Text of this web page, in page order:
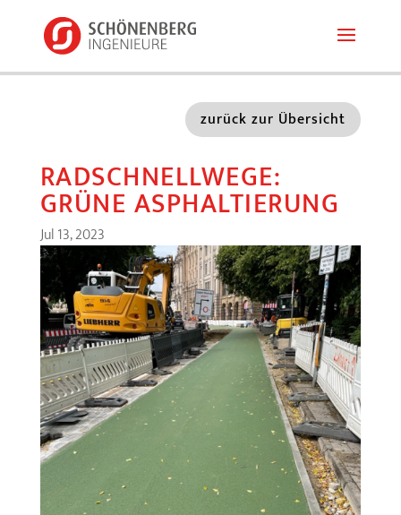
zurück zur Übersicht
RADSCHNELLWEGE:
GRÜNE ASPHALTIERUNG
Jul 13, 2023